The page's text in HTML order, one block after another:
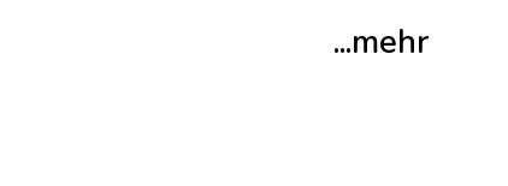
...mehr